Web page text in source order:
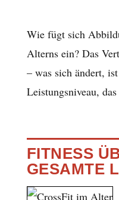
Wie fügt sich
Alterns ein? Das
– was sich ändert,
Leistungsniveau,
FITNESS
GESAMTE